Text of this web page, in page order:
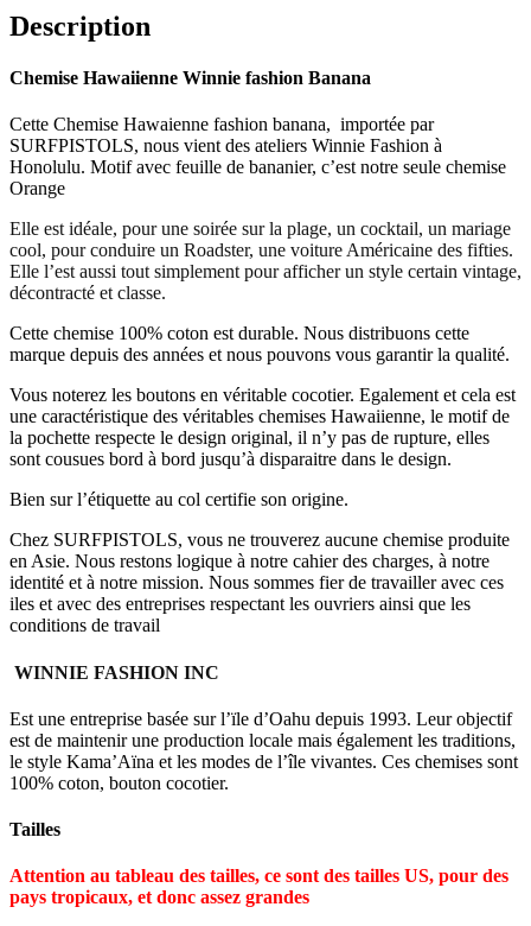
Description
Chemise Hawaiienne Winnie fashion Banana
Cette Chemise Hawaienne fashion banana, importée par
SURFPISTOLS, nous vient des ateliers Winnie Fashion à
Honolulu. Motif avec feuille de bananier, c’est notre seule chemise
Orange
Elle est idéale, pour une soirée sur la plage, un cocktail, un mariage
cool, pour conduire un Roadster, une voiture Américaine des fifties.
Elle l’est aussi tout simplement pour afficher un style certain vintage,
décontracté et classe.
Cette chemise 100% coton est durable. Nous distribuons cette
marque depuis des années et nous pouvons vous garantir la qualité.
Vous noterez les boutons en véritable cocotier. Egalement et cela est
une caractéristique des véritables chemises Hawaiienne, le motif de
la pochette respecte le design original, il n’y pas de rupture, elles
sont cousues bord à bord jusqu’à disparaitre dans le design.
Bien sur l’étiquette au col certifie son origine.
Chez SURFPISTOLS, vous ne trouverez aucune chemise produite
en Asie. Nous restons logique à notre cahier des charges, à notre
identité et à notre mission. Nous sommes fier de travailler avec ces
iles et avec des entreprises respectant les ouvriers ainsi que les
conditions de travail
WINNIE FASHION INC
Est une entreprise basée sur l’ïle d’Oahu depuis 1993. Leur objectif
est de maintenir une production locale mais également les traditions,
le style Kama’Aïna et les modes de l’île vivantes. Ces chemises sont
100% coton, bouton cocotier.
Tailles
Attention au tableau des tailles, ce sont des tailles US, pour des
pays tropicaux, et donc assez grandes